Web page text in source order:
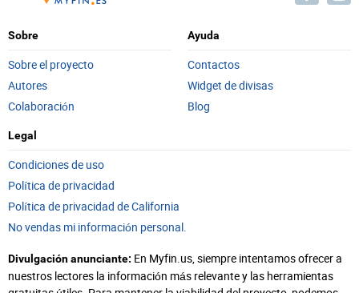
Sobre
Sobre el proyecto
Autores
Colaboración
Ayuda
Contactos
Widget de divisas
Blog
Legal
Condiciones de uso
Política de privacidad
Política de privacidad de California
No vendas mi información personal.
Divulgación anunciante: En Myfin.us, siempre intentamos ofrecer a
nuestros lectores la información más relevante y las herramientas